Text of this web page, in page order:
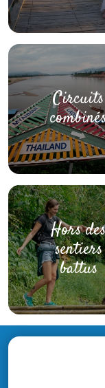
Circuits
Hors des
sentiers
battus